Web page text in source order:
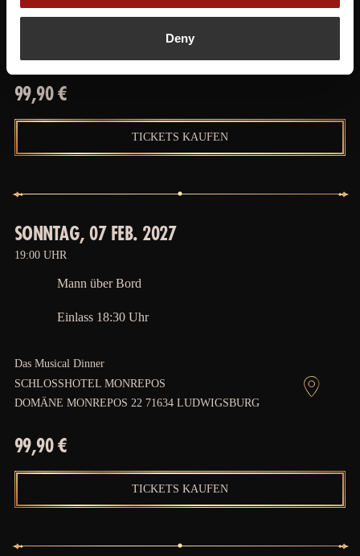
Deny
Das Musical Dinner
99,90 €
TICKETS KAUFEN
SONNTAG, 07 FEB. 2027
19:00 UHR
Mann über Bord
Einlass 18:30 Uhr
Das Musical Dinner
SCHLOSSHOTEL MONREPOS
DOMÄNE MONREPOS 22 71634 LUDWIGSBURG
99,90 €
TICKETS KAUFEN